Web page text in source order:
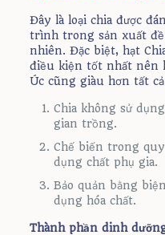
Đây là loại chia được
trình trong sản xuất
nhiên. Đặc biệt, hạt
điều kiện tốt nhất nên
Úc cũng giàu hơn tất cả
Chia không sử
gian trồng.
Chế biến trong
dụng chất phụ gia.
Bảo quản bằng
dụng hóa chất.
Thành phần dinh